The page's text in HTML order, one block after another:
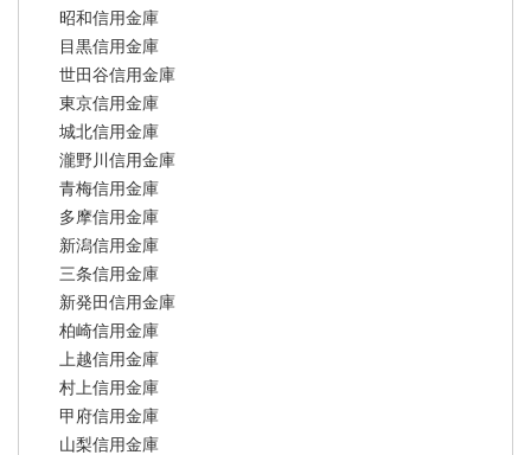
昭和信用金庫
目黒信用金庫
世田谷信用金庫
東京信用金庫
城北信用金庫
瀧野川信用金庫
青梅信用金庫
多摩信用金庫
新潟信用金庫
三条信用金庫
新発田信用金庫
柏崎信用金庫
上越信用金庫
村上信用金庫
甲府信用金庫
山梨信用金庫